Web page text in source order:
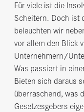
Für viele ist die
Scheitern. Doch ist
beleuchten wir
vor allem den Blick
Unternehmern/
Was passiert in
Bieten sich daraus
überraschend, was
Gesetzesgebers